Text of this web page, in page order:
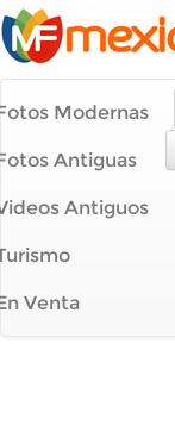
Modernas
Antiguas
Antiguos
Venta